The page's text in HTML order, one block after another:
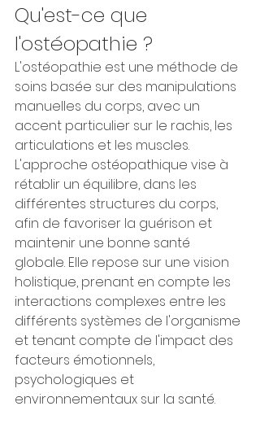
Qu'est-ce que
l'ostéopathie ?
L'ostéopathie est une méthode de
soins basée sur des manipulations
manuelles du corps, avec un
accent particulier sur le rachis, les
articulations et les muscles.
L'approche ostéopathique vise à
rétablir un équilibre, dans les
différentes structures du corps,
afin de favoriser la guérison et
maintenir une bonne santé
globale. Elle repose sur une vision
holistique, prenant en compte les
interactions complexes entre les
différents systèmes de l'organisme
et tenant compte de l'impact des
facteurs émotionnels,
psychologiques et
environnementaux sur la santé.